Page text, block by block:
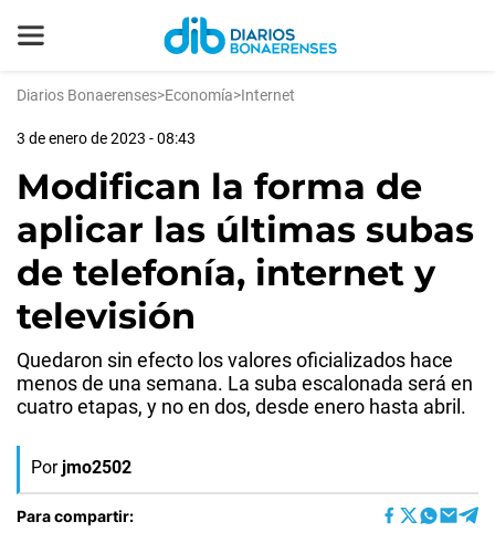
Diarios Bonaerenses>Economía>Internet
3 de enero de 2023 - 08:43
Modifican la forma de
aplicar las últimas subas
de telefonía, internet y
televisión
Quedaron sin efecto los valores oficializados hace
menos de una semana. La suba escalonada será en
cuatro etapas, y no en dos, desde enero hasta abril.
Por jmo2502
Para compartir: